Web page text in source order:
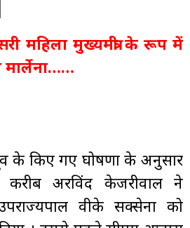
महिला मुख्यमंत्री के रूप में
के किए गए घोषणा के अनुसार
अरविंद केजरीवाल ने
वीके सक्सेना को